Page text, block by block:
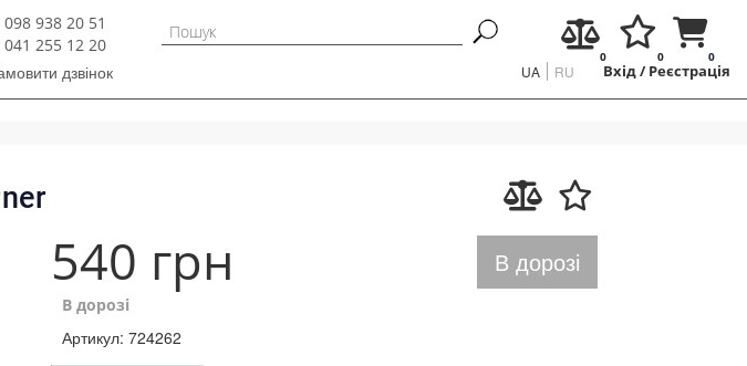
098 938 20 51
041 255 12 20
дзвінок
0
0
0
Вхід/Реєстрація
UA RU
540 грн В дорозі
В дорозі
Артикул: 724262